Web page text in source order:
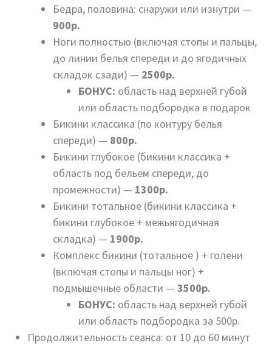
Бедра, половина: снаружи или изнутри —
900р.
Ноги полностью (включая стопы и пальцы,
до линии белья спереди и до ягодичных
складок сзади) — 2500р.
БОНУС: область над верхней губой
или область подбородка в подарок
Бикини классика (по контуру белья
спереди) — 800р.
Бикини глубокое (бикини классика +
область под бельем спереди, до
промежности) — 1300р.
Бикини тотальное (бикини классика +
бикини глубокое + межьягодичная
складка) — 1900р.
Комплекс бикини (тотальное ) + голени
(включая стопы и пальцы ног) +
подмышечные области — 3500р.
БОНУС: область над верхней губой
или область подбородка за 500р.
Продолжительность сеанса: от 10 до 60 минут